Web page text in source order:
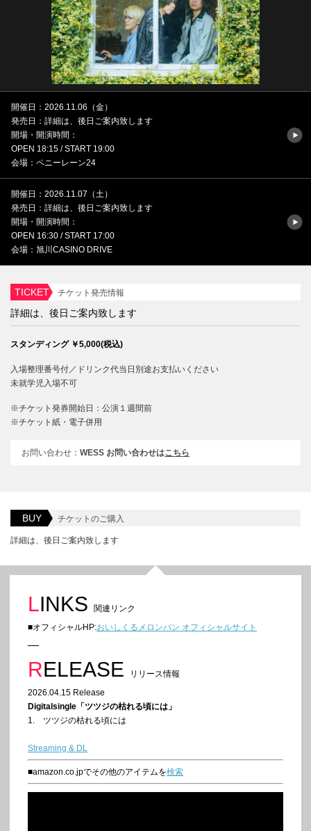
開催日：2026.11.06（金）
発売日：詳細は、後日ご案内致します
開場・開演時間：
OPEN 18:15 / START 19:00
会場：ペニーレーン24
開催日：2026.11.07（土）
発売日：詳細は、後日ご案内致します
開場・開演時間：
OPEN 16:30 / START 17:00
会場：旭川CASINO DRIVE
TICKET チケット発売情報
詳細は、後日ご案内致します
スタンディング ￥5,000(税込)
入場整理番号付／ドリンク代当日別途お支払いください
未就学児入場不可
※チケット発券開始日：公演１週間前
※チケット紙・電子併用
お問い合わせ： WESS お問い合わせはこちら
BUY チケットのご購入
詳細は、後日ご案内致します
LINKS
関連リンク
■オフィシャルHP:おいしくるメロンパン オフィシャルサイト
RELEASE
リリース情報
2026.04.15 Release
Digitalsingle「ツツジの枯れる頃には」
1. ツツジの枯れる頃には
Streaming & DL
■amazon.co.jpでその他のアイテムを検索